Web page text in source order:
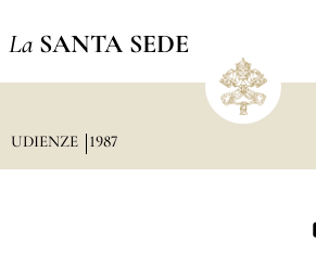
La SANTA SEDE
UDIENZE 1987